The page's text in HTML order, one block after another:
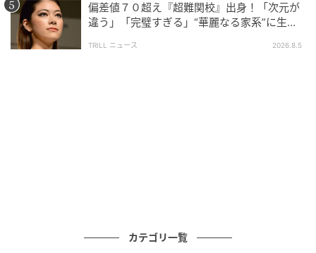
前の話 次の話を読む
第68話
ています。
偏差値７０超え『超難関校』出身！「次元が
違う」「完璧すぎる」“華麗なる家系”に生ま
TRILL ニュース 2026.8.5
カテゴリ一覧